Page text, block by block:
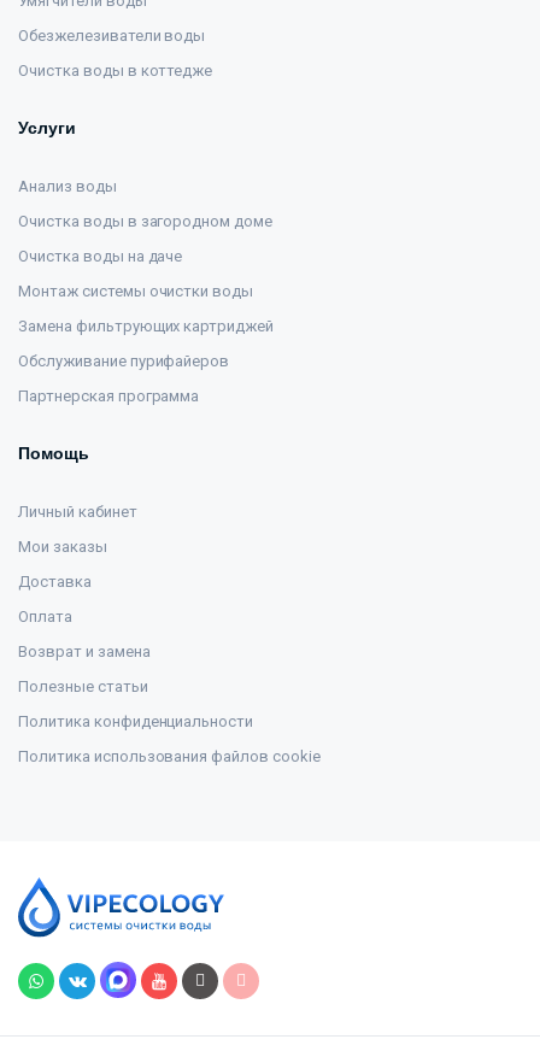
Обезжелезиватели воды
Очистка воды в коттедже
Услуги
Анализ воды
Очистка воды в загородном доме
Очистка воды на даче
Монтаж системы очистки воды
Замена фильтрующих картриджей
Обслуживание пурифайеров
Партнерская программа
Помощь
Личный кабинет
Мои заказы
Доставка
Оплата
Возврат и замена
Полезные статьи
Политика конфиденциальности
Политика использования файлов cookie